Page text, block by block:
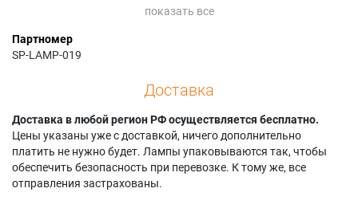
Infocus C185
Infocus LP600
Партномер
SP-LAMP-019
Доставка
Доставка в любой регион РФ осуществляется бесплатно.
Цены указаны уже с доставкой, ничего дополнительно
платить не нужно будет. Лампы упаковываются так, чтобы
обеспечить безопасность при перевозке. К тому же, все
отправления застрахованы.